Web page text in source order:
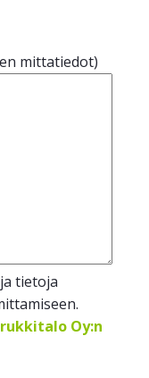
mittatiedot)
tietoja
Oy:n